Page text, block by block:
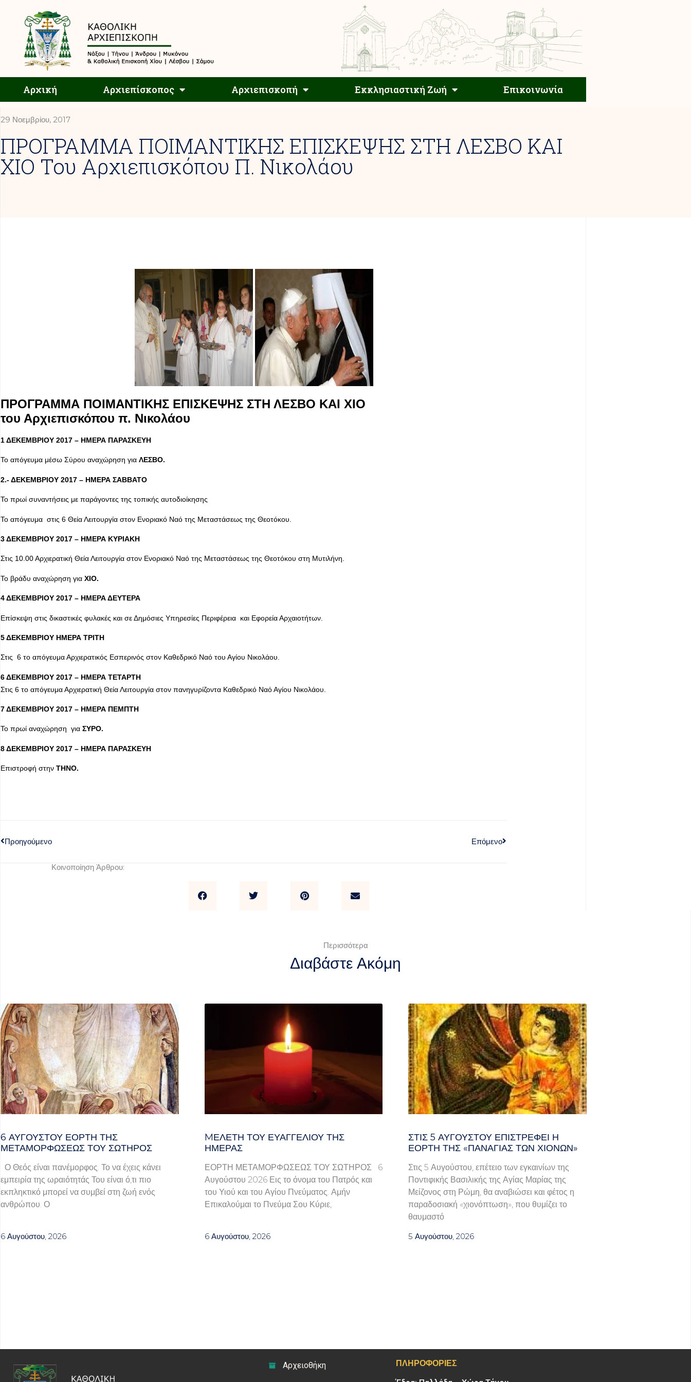
Αρχική Αρχιεπίσκοπος Αρχιεπισκοπή Εκκλησιαστική Ζωή Επικοινωνία
Αρχιεπισκοπή Εκκλησιαστική Ζωή Επικοινωνία
29 Νοεμβρίου, 2017
ΠΡΟΓΡΑΜΜΑ ΠΟΙΜΑΝΤΙΚΗΣ ΕΠΙΣΚΕΨΗΣ ΣΤΗ ΛΕΣΒΟ ΚΑΙ
ΧΙΟ Του Αρχιεπισκόπου Π. Νικολάου
ΠΡΟΓΡΑΜΜΑ ΠΟΙΜΑΝΤΙΚΗΣ ΕΠΙΣΚΕΨΗΣ ΣΤΗ ΛΕΣΒΟ ΚΑΙ ΧΙΟ
του Αρχιεπισκόπου π. Νικολάου
1 ΔΕΚΕΜΒΡΙΟΥ 2017 – ΗΜΕΡΑ ΠΑΡΑΣΚΕΥΗ
Το απόγευμα μέσω Σύρου αναχώρηση για ΛΕΣΒΟ.
2.- ΔΕΚΕΜΒΡΙΟΥ 2017 – ΗΜΕΡΑ ΣΑΒΒΑΤΟ
Το πρωί συναντήσεις με παράγοντες της τοπικής αυτοδιοίκησης
Το απόγευμα στις 6 Θεία Λειτουργία στον Ενοριακό Ναό της Μεταστάσεως της Θεοτόκου.
3 ΔΕΚΕΜΒΡΙΟΥ 2017 – ΗΜΕΡΑ ΚΥΡΙΑΚΗ
Στις 10.00 Αρχιερατική Θεία Λειτουργία στον Ενοριακό Ναό της Μεταστάσεως της Θεοτόκου στη Μυτιλήνη.
Το βράδυ αναχώρηση για ΧΙΟ.
4 ΔΕΚΕΜΒΡΙΟΥ 2017 – ΗΜΕΡΑ ΔΕΥΤΕΡΑ
Επίσκεψη στις δικαστικές φυλακές και σε Δημόσιες Υπηρεσίες Περιφέρεια και Εφορεία Αρχαιοτήτων.
5 ΔΕΚΕΜΒΡΙΟΥ ΗΜΕΡΑ ΤΡΙΤΗ
Στις 6 το απόγευμα Αρχιερατικός Εσπερινός στον Καθεδρικό Ναό του Αγίου Νικολάου.
6 ΔΕΚΕΜΒΡΙΟΥ 2017 – ΗΜΕΡΑ ΤΕΤΑΡΤΗ
Στις 6 το απόγευμα Αρχιερατική Θεία Λειτουργία στον πανηγυρίζοντα Καθεδρικό Ναό Αγίου Νικολάου.
7 ΔΕΚΕΜΒΡΙΟΥ 2017 – ΗΜΕΡΑ ΠΕΜΠΤΗ
Το πρωί αναχώρηση για ΣΥΡΟ.
8 ΔΕΚΕΜΒΡΙΟΥ 2017 – ΗΜΕΡΑ ΠΑΡΑΣΚΕΥΗ
Επιστροφή στην ΤΗΝΟ.
Προηγούμενο Επόμενο
Κοινοποίηση Άρθρου:
Περισσότερα
Διαβάστε Ακόμη
6 ΑΥΓΟΥΣΤΟΥ ΕΟΡΤΗ ΤΗΣ
ΜΕΤΑΜΟΡΦΩΣΕΩΣ ΤΟΥ ΣΩΤΗΡΟΣ
Ο Θεός είναι πανέμορφος. Το να έχεις κάνει
εμπειρία της ωραιότητάς Του είναι ό,τι πιο
εκπληκτικό μπορεί να συμβεί στη ζωή ενός
ανθρώπου. Ο
6 Αυγούστου, 2026
MΕΛΈΤΗ ΤΟΥ ΕΥΑΓΓΕΛΊΟΥ ΤΗΣ
ΗΜΈΡΑΣ
ΕΟΡΤΗ ΜΕΤΑΜΟΡΦΩΣΕΩΣ ΤΟΥ ΣΩΤΗΡΟΣ 6
Αυγούστου 2026 Εις το όνομα του Πατρός και
του Υιού και του Αγίου Πνεύματος. Αμήν
Επικαλούμαι το Πνεύμα Σου Κύριε,
6 Αυγούστου, 2026
ΣΤΙΣ 5 ΑΥΓΟΎΣΤΟΥ ΕΠΙΣΤΡΈΦΕΙ Η
ΕΟΡΤΉ ΤΗΣ «ΠΑΝΑΓΊΑΣ ΤΩΝ ΧΙΌΝΩΝ»
Στις 5 Αυγούστου, επέτειο των εγκαινίων της
Ποντιφικής Βασιλικής της Αγίας Μαρίας της
Μείζονος στη Ρώμη, θα αναβιώσει και φέτος η
παραδοσιακή «χιονόπτωση», που θυμίζει το
θαυμαστό
5 Αυγούστου, 2026
Αρχειοθήκη
ΠΛΗΡΟΦΟΡΊΕΣ